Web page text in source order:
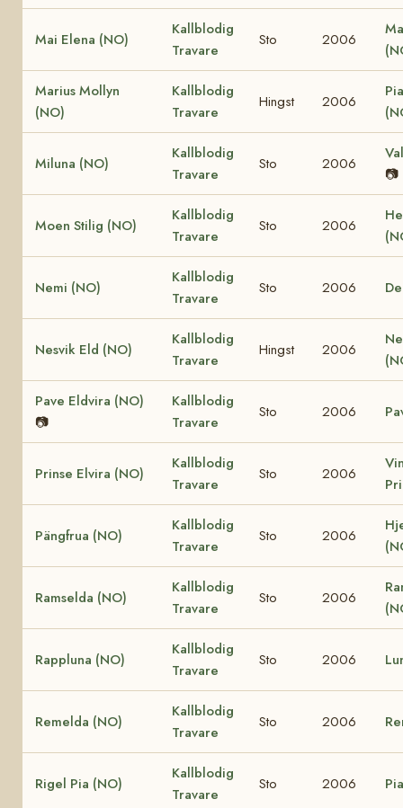
Mai Elena (NO)
Kallblodig
Travare
Sto 2006
Marius Mollyn
(NO)
Kallblodig
Travare
Hingst 2006
Miluna (NO)
Kallblodig
Travare
Sto 2006
📷
Moen Stilig (NO)
Kallblodig
Travare
Sto 2006
Nemi (NO)
Kallblodig
Travare
Sto 2006
Nesvik Eld (NO)
Kallblodig
Travare
Hingst 2006
Pave Eldvira (NO)
📷
Kallblodig
Travare
Sto 2006
Prinse Elvira (NO)
Kallblodig
Travare
Sto 2006
Pängfrua (NO)
Kallblodig
Travare
Sto 2006
Ramselda (NO)
Kallblodig
Travare
Sto 2006
Rappluna (NO)
Kallblodig
Travare
Sto 2006
Remelda (NO)
Kallblodig
Travare
Sto 2006
Rigel Pia (NO)
Kallblodig
Travare
Sto 2006